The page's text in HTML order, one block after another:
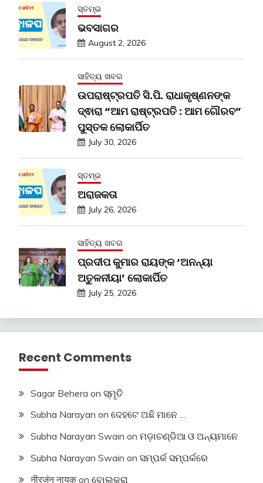
ସ୍ତମ୍ଭ
ଭବସାଗର
August 2, 2026
ସାହିତ୍ୟ ଖବର
ଉପରାଷ୍ଟ୍ରପତି ସି.ପି. ରାଧାକୃଷ୍ଣନଙ୍କ
ଦ୍ଵାରା “ଆମ ରାଷ୍ଟ୍ରପତି : ଆମ ଗୌରବ”
ପୁସ୍ତକ ଲୋକାର୍ପିତ
July 30, 2026
ସ୍ତମ୍ଭ
ଅରାଜକତା
July 26, 2026
ସାହିତ୍ୟ ଖବର
ପ୍ରଦୀପ କୁମାର ରାୟଙ୍କ ‘ଅନନ୍ୟା
ଅତୁଳନୀୟା’ ଲୋକାର୍ପିତ
July 25, 2026
Recent Comments
Sagar Behera on ସ୍ମୃତି
Subha Narayan on ଦେହଟେ ଅଛି ମାନେ …
Subha Narayan Swain on ମଡ଼ାଚଣ୍ଡିଆ ଓ ଅନ୍ୟମାନେ
Subha Narayan Swain on ସମ୍ପର୍କ ସମ୍ପର୍କରେ
नीरजंन नायक on ବୋଲକରା